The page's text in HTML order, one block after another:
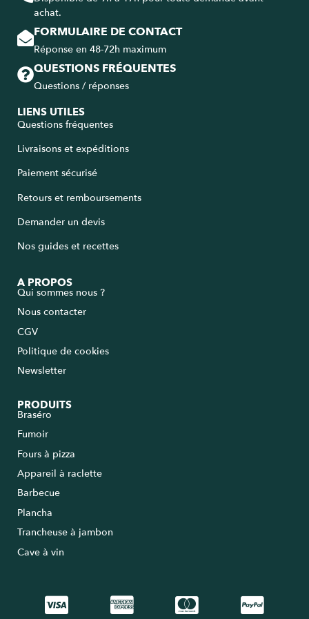
achat.
FORMULAIRE DE CONTACT
Réponse en 48-72h maximum
QUESTIONS FRÉQUENTES
Questions / réponses
LIENS UTILES
Questions fréquentes
Livraisons et expéditions
Paiement sécurisé
Retours et remboursements
Demander un devis
Nos guides et recettes
A PROPOS
Qui sommes nous ?
Nous contacter
CGV
Politique de cookies
Newsletter
PRODUITS
Braséro
Fumoir
Fours à pizza
Appareil à raclette
Barbecue
Plancha
Trancheuse à jambon
Cave à vin